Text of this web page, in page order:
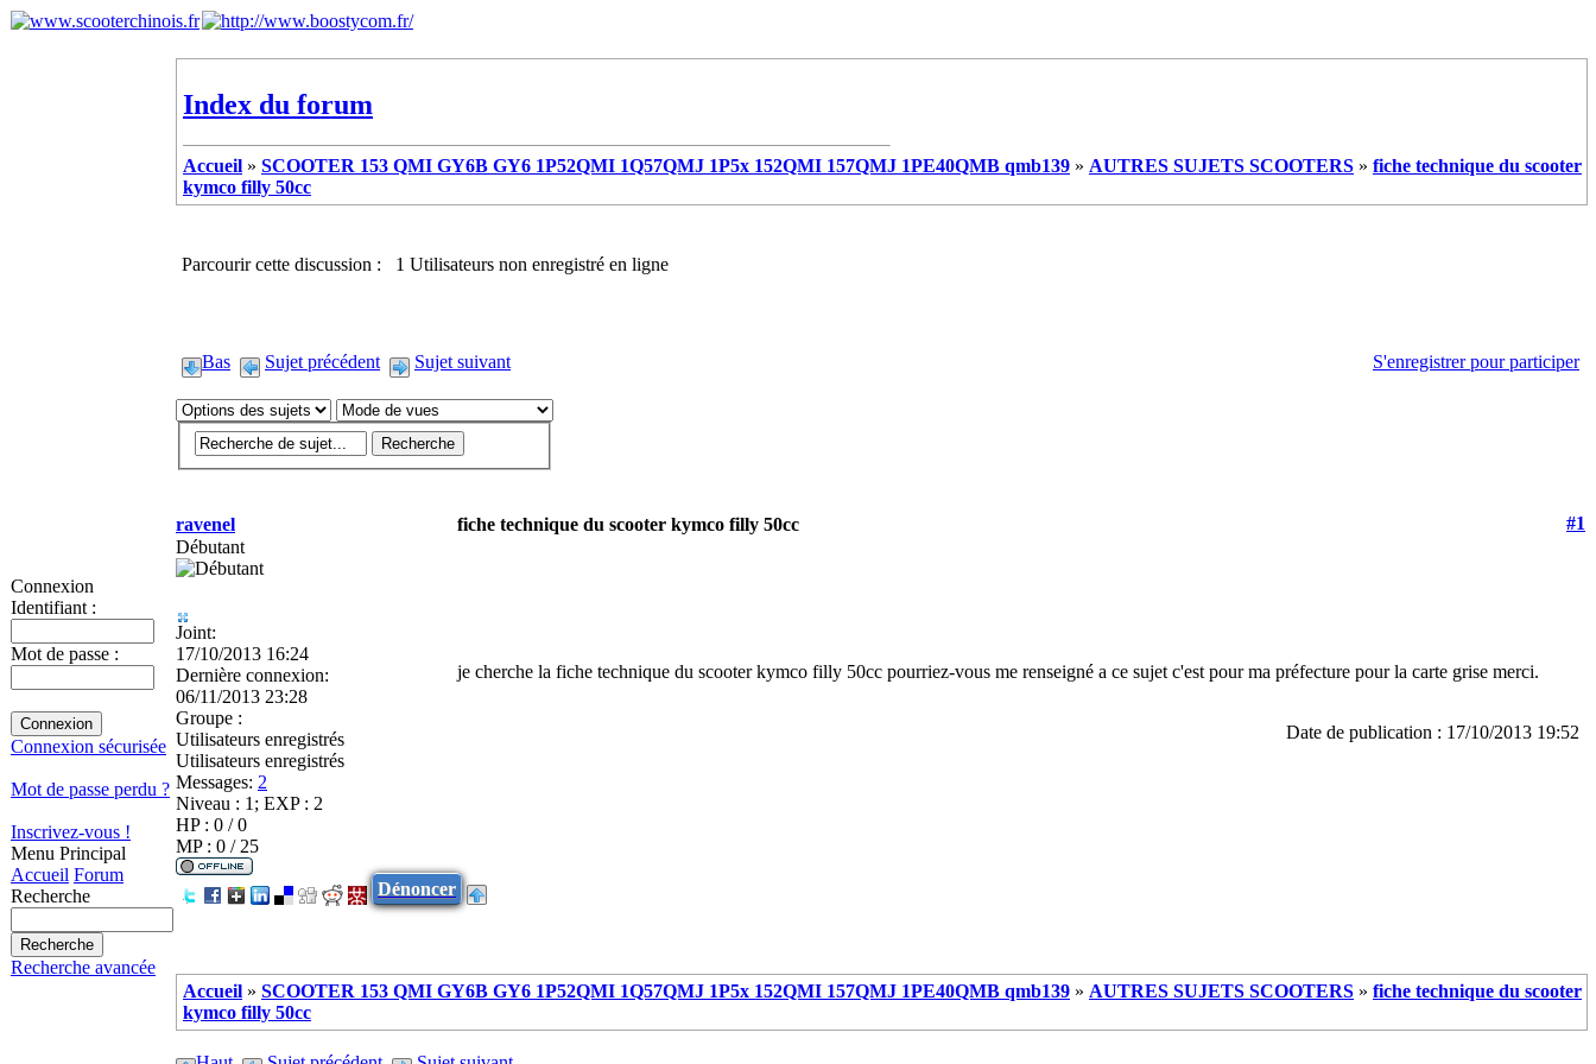
Connexion
Identifiant :
Mot de passe :
Connexion sécurisée
Mot de passe perdu ?
Inscrivez-vous !
Menu Principal
Accueil Forum
Recherche
Recherche avancée
Index du forum
Accueil » SCOOTER 153 QMI GY6B GY6 1P52QMI 1Q57QMJ 1P5x 152QMI 157QMJ 1PE40QMB qmb139 » AUTRES SUJETS SCOOTERS » fiche technique du scooter
kymco filly 50cc
Parcourir cette discussion : 1 Utilisateurs non enregistré en ligne
Bas Sujet précédent Sujet suivant S'enregistrer pour participer
ravenel fiche technique du scooter kymco filly 50cc
#1
Débutant
Joint:
17/10/2013 16:24
Dernière connexion:
06/11/2013 23:28
Groupe :
Utilisateurs enregistrés
Utilisateurs enregistrés
Messages: 2
Niveau : 1; EXP : 2
HP : 0 / 0
MP : 0 / 25
je cherche la fiche technique du scooter kymco filly 50cc pourriez-vous me renseigné a ce sujet c'est pour ma préfecture pour la carte grise merci.
Date de publication : 17/10/2013 19:52
Dénoncer
Accueil » SCOOTER 153 QMI GY6B GY6 1P52QMI 1Q57QMJ 1P5x 152QMI 157QMJ 1PE40QMB qmb139 » AUTRES SUJETS SCOOTERS » fiche technique du scooter
kymco filly 50cc